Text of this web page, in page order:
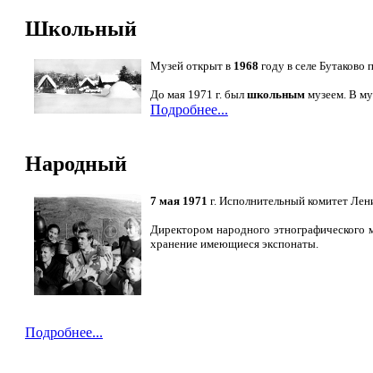
Школьный
Музей открыт в 1968 году в селе Бутаково
До мая 1971 г. был школьным музеем. В
Подробнее...
Народный
7 мая 1971 г. Исполнительный комитет
Директором народного этнографического
хранение имеющиеся экспонаты.
Подробнее...